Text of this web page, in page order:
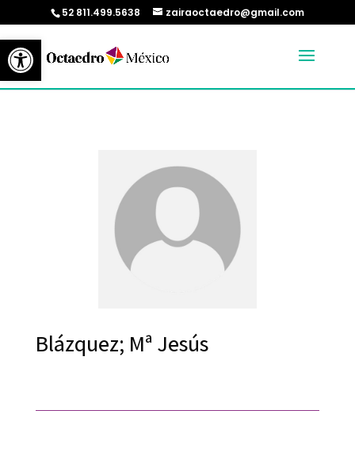
Abrir barra de herramientas
52 811.499.5638 zairaoctaedro@gmail.com
Blázquez; Mª Jesús